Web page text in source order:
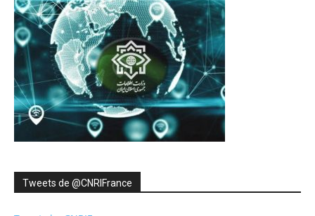
Tweets de ‎@CNRIFrance